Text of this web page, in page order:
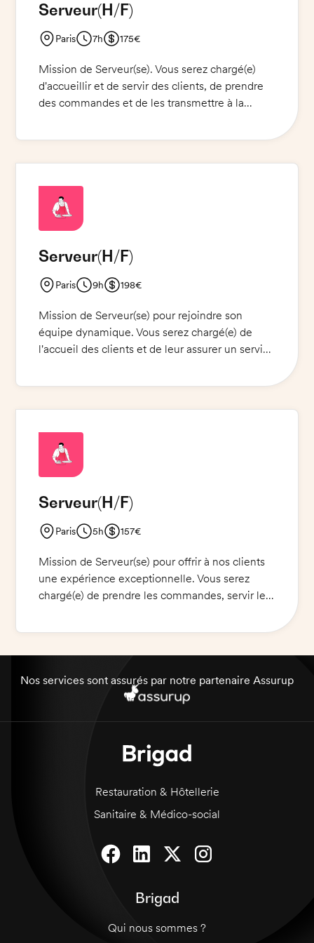
Serveur(H/F)
Paris 7h 175€
Mission de Serveur(se). Vous serez chargé(e)
d'accueillir et de servir des clients, de prendre
des commandes et de les transmettre à la
un service de qualité. Vous devez porter des
en service à grande échelle, ainsi qu'un bon
niveau en français sont indispensables. De plus,
vous devrez connaître les techniques de service
Serveur(H/F)
Paris 9h 198€
Mission de Serveur(se) pour rejoindre son
équipe dynamique. Vous serez chargé(e) de
l'accueil des clients et de leur assurer un service
pour prendre les commandes, préparer les plats
sera fourni par la Manager Jeanne.
Serveur(H/F)
Paris 5h 157€
Mission de Serveur(se) pour offrir à nos clients
une expérience exceptionnelle. Vous serez
chargé(e) de prendre les commandes, servir les
aurez également à veiller à la propreté de la
fournissons une veste de travail et un t-shirt.
Nos services sont assurés par notre partenaire Assurup
Restauration & Hôtellerie
Sanitaire & Médico-social
Brigad
Qui nous sommes ?